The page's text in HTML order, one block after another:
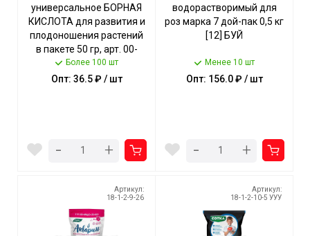
универсальное БОРНАЯ
КИСЛОТА для развития и
плодоношения растений
в пакете 50 гр, арт. 00-
00150648, 025350 [100]
ВАШЕ ХОЗЯЙСТВО
Более 100 шт
Опт: 36.5 ₽ / шт
- +
водорастворимый для
роз марка 7 дой-пак 0,5 кг
[12] БУЙ
Менее 10 шт
Опт: 156.0 ₽ / шт
- +
Артикул:
18-1-2-9-26
Артикул:
18-1-2-10-5 УУУ